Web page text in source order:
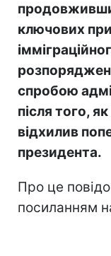
ключових
спробою
після того,
відхилив
президента.
Про це
посиланням